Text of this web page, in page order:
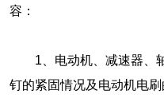
容：
1、电动机、减速器、轴
钉的紧固情况及电动机电刷